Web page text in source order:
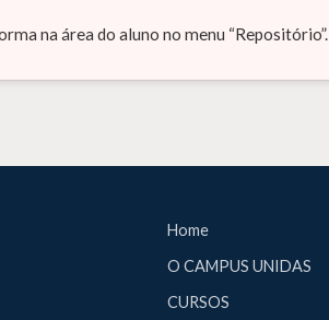
na área do aluno no menu “Repositório”.
Home
O CAMPUS UNIDAS
CURSOS